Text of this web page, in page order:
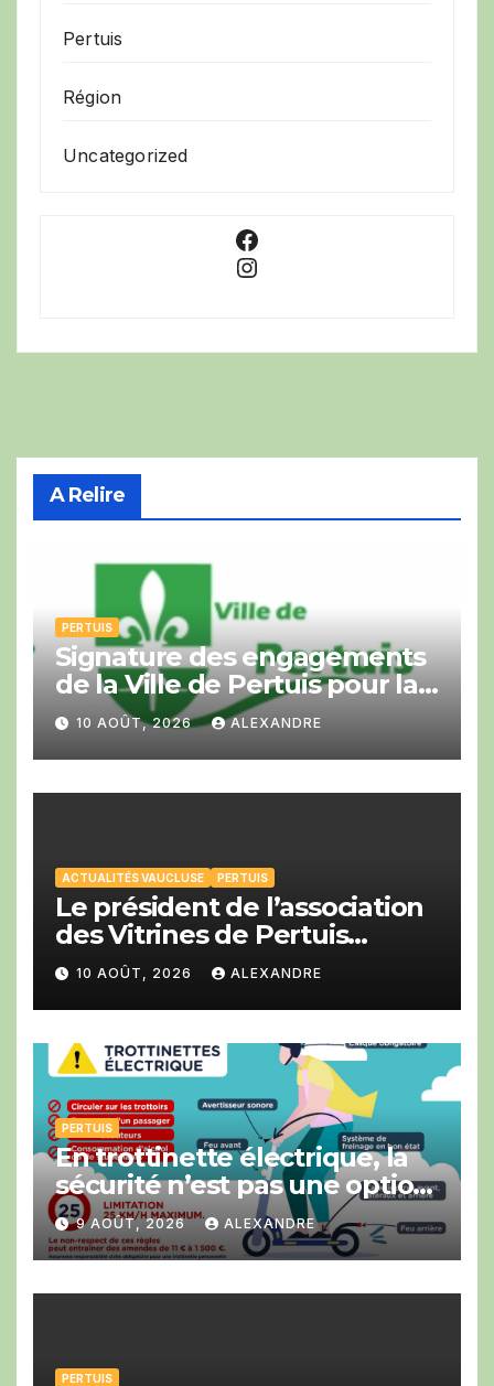
Pertuis
Région
Uncategorized
Facebook
Instagram
A Relire
PERTUIS
Signature des engagements
de la Ville de Pertuis pour la
Cop Bike Ride
10 AOÛT, 2026 ALEXANDRE
ACTUALITÉS VAUCLUSE PERTUIS
Le président de l’association
des Vitrines de Pertuis
Franck Girard a été élu à la
CCI du Vaucluse.
10 AOÛT, 2026 ALEXANDRE
PERTUIS
En trottinette électrique, la
sécurité n’est pas une option
!
9 AOÛT, 2026 ALEXANDRE
PERTUIS